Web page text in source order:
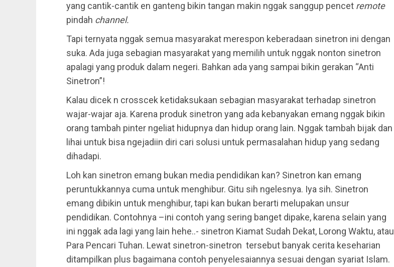
yang cantik-cantik en ganteng bikin tangan makin nggak sanggup pencet remote
pindah channel.
Tapi ternyata nggak semua masyarakat merespon keberadaan sinetron ini dengan
suka. Ada juga sebagian masyarakat yang memilih untuk nggak nonton sinetron
apalagi yang produk dalam negeri. Bahkan ada yang sampai bikin gerakan “Anti
Sinetron”!
Kalau dicek n crosscek ketidaksukaan sebagian masyarakat terhadap sinetron
wajar-wajar aja. Karena produk sinetron yang ada kebanyakan emang nggak bikin
orang tambah pinter ngeliat hidupnya dan hidup orang lain. Nggak tambah bijak dan
lihai untuk bisa ngejadiin diri cari solusi untuk permasalahan hidup yang sedang
dihadapi.
Loh kan sinetron emang bukan media pendidikan kan? Sinetron kan emang
peruntukkannya cuma untuk menghibur. Gitu sih ngelesnya. Iya sih. Sinetron
emang dibikin untuk menghibur, tapi kan bukan berarti melupakan unsur
pendidikan. Contohnya –ini contoh yang sering banget dipake, karena selain yang
ini nggak ada lagi yang lain hehe..- sinetron Kiamat Sudah Dekat, Lorong Waktu, atau
Para Pencari Tuhan. Lewat sinetron-sinetron tersebut banyak cerita keseharian
ditampilkan plus bagaimana contoh penyelesaiannya sesuai dengan syariat Islam.